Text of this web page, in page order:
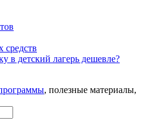
средств
в детский лагерь дешевле?
, полезные материалы,